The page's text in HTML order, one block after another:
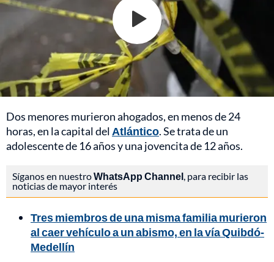
Dos menores murieron ahogados, en menos de 24
horas, en la capital del Atlántico. Se trata de un
adolescente de 16 años y una jovencita de 12 años.
Síganos en nuestroWhatsApp Channel , para recibir las
noticias de mayor interés
Tres miembros de una misma familia murieron
al caer vehículo a un abismo, en la vía Quibdó-
Medellín